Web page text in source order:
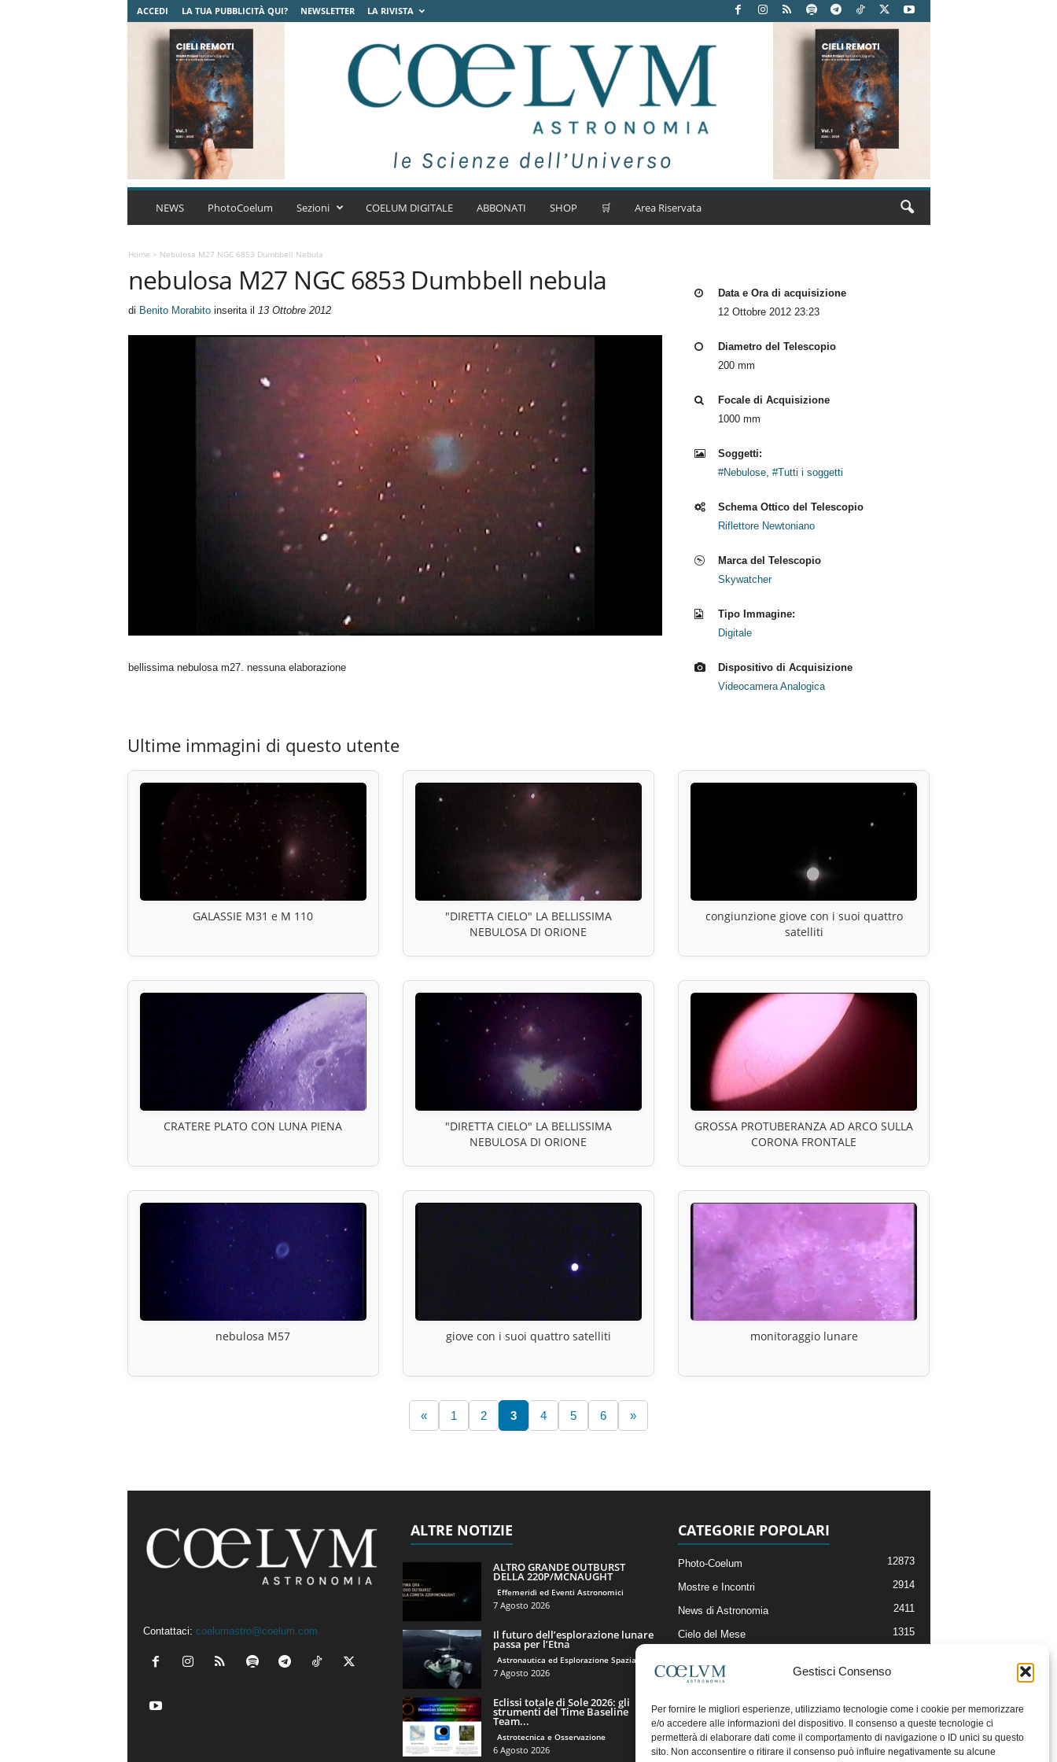
Gestisci Consenso
Per fornire le migliori esperienze, utilizziamo tecnologie come i cookie per memorizzare
e/o accedere alle informazioni del dispositivo. Il consenso a queste tecnologie ci
permetterà di elaborare dati come il comportamento di navigazione o ID unici su questo
sito. Non acconsentire o ritirare il consenso può influire negativamente su alcune
ACCEDI LA TUA PUBBLICITÀ QUI? NEWSLETTER LA RIVISTA
C
u
m
r
m
NEWS PhotoCoelum Sezioni COELUM DIGITALE ABBONATI SHOP 🛒 Area Riservata
Home > Nebulosa M27 NGC 6853 Dumbbell Nebula
nebulosa M27 NGC 6853 Dumbbell nebula
di Benito Morabitoinserita il 13 Ottobre 2012
bellissima nebulosa m27. nessuna elaborazione
Data e Ora di acquisizione
12 Ottobre 2012 23:23
Diametro del Telescopio
200 mm
Focale di Acquisizione
1000 mm
Soggetti:
#Nebulose, #Tutti i soggetti
Schema Ottico del Telescopio
Riflettore Newtoniano
Marca del Telescopio
Skywatcher
Tipo Immagine:
Digitale
Dispositivo di Acquisizione
Videocamera Analogica
Ultime immagini di questo utente
GALASSIE M31 e M 110
"DIRETTA CIELO" LA BELLISSIMA
NEBULOSA DI ORIONE
congiunzione giove con i suoi quattro
satelliti
CRATERE PLATO CON LUNA PIENA
"DIRETTA CIELO" LA BELLISSIMA
NEBULOSA DI ORIONE
GROSSA PROTUBERANZA AD ARCO SULLA
CORONA FRONTALE
nebulosa M57 giove con i suoi quattro satelliti monitoraggio lunare
« 1 2 3 4 5 6 »
Contattaci: coelumastro@coelum.com
ALTRE NOTIZIE
ALTRO GRANDE OUTBURST
DELLA 220P/MCNAUGHT
Effemeridi ed Eventi Astronomici
7 Agosto 2026
Il futuro dell’esplorazione lunare
passa per l’Etna
Astronautica ed Esplorazione Spaziale
7 Agosto 2026
Eclissi totale di Sole 2026: gli
strumenti del Time Baseline
Team...
Astrotecnica e Osservazione
6 Agosto 2026
CATEGORIE POPOLARI
Photo-Coelum 12873
Mostre e Incontri 2914
News di Astronomia 2411
Cielo del Mese 1315
Articoli e Risorse On-Line
Il Blog della Redazione